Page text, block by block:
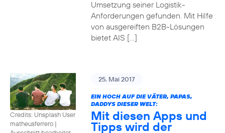
Umsetzung seiner Logistik-
Anforderungen gefunden. Mit Hilfe
von ausgereiften B2B-Lösungen
bietet AIS […]
Credits: Unsplash User
matheusferrero |
25. Mai 2017
EIN HOCH AUF DIE VÄTER, PAPAS,
DADDYS DIESER WELT:
Mit diesen Apps und
Tipps wird der